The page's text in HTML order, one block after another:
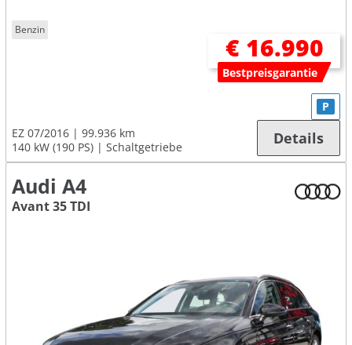
Benzin
€ 16.990
Bestpreisgarantie
EZ 07/2016
99.936 km
140 kW (190 PS)
Schaltgetriebe
P
Details
Audi A4
Avant 35 TDI